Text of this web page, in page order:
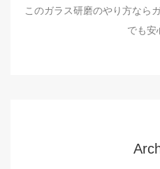
このガラス研磨のやり方なら
でも安